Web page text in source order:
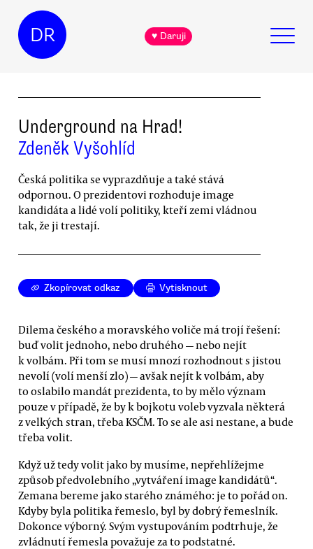
DR ♥ Daruji
Underground na Hrad!
Zdeněk Vyšohlíd
Česká politika se vyprazdňuje a také stává
odpornou. O prezidentovi rozhoduje image
kandidáta a lidé volí politiky, kteří zemi vládnou
tak, že ji trestají.
Zkopírovat odkaz Vytisknout
Dilema českého a moravského voliče má trojí řešení:
buď volit jednoho, nebo druhého — nebo nejít
k volbám. Při tom se musí mnozí rozhodnout s jistou
nevolí (volí menší zlo) — avšak nejít k volbám, aby
to oslabilo mandát prezidenta, to by mělo význam
pouze v případě, že by k bojkotu voleb vyzvala některá
z velkých stran, třeba KSČM. To se ale asi nestane, a bude
třeba volit.
Když už tedy volit jako by musíme, nepřehlížejme
způsob předvolebního „vytváření image kandidátů“.
Zemana bereme jako starého známého: je to pořád on.
Kdyby byla politika řemeslo, byl by dobrý řemeslník.
Dokonce výborný. Svým vystupováním podtrhuje, že
zvládnutí řemesla považuje za to podstatné.